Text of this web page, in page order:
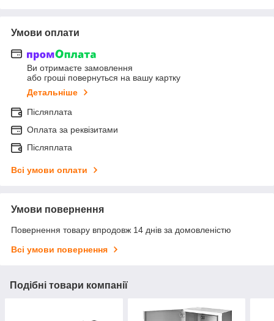
Умови оплати
Ви отримаєте замовлення
або гроші повернуться на вашу картку
Детальніше
Післяплата
Оплата за реквізитами
Післяплата
Всі умови оплати
Умови повернення
Повернення товару впродовж 14 днів за домовленістю
Всі умови повернення
Подібні товари компанії